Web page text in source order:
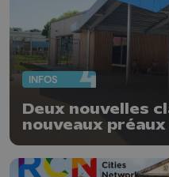
INFOS
Deux nouvelles
nouveaux préaux